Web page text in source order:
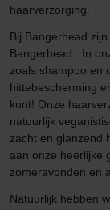
haarverzorging.
Bij Bangerhead
Bangerhead . In
zoals shampoo en
hittebescherming
kunt! Onze
natuurlijk
zacht en glanzend
aan onze heerlijke
zomeravonden en
Natuurlijk hebben